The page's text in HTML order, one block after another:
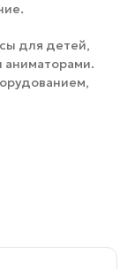
для детей,
аниматорами.